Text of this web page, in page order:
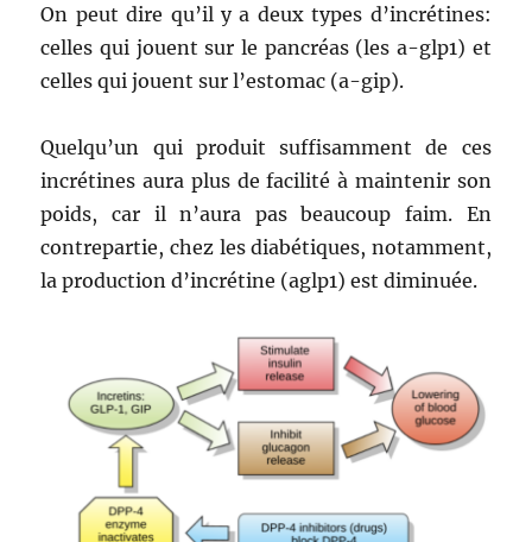
On peut dire qu’il y a deux types d’incrétines:
celles qui jouent sur le pancréas (les a-glp1) et
celles qui jouent sur l’estomac (a-gip).
Quelqu’un qui produit suffisamment de ces
incrétines aura plus de facilité à maintenir son
poids, car il n’aura pas beaucoup faim. En
contrepartie, chez les diabétiques, notamment,
la production d’incrétine (aglp1) est diminuée.